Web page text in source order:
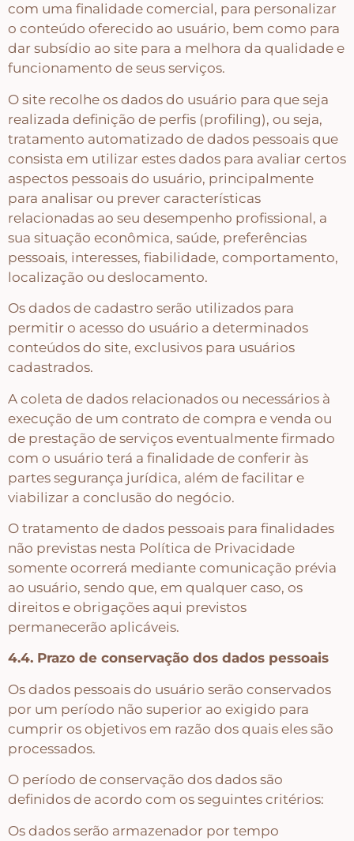
com uma finalidade comercial, para personalizar
o conteúdo oferecido ao usuário, bem como para
dar subsídio ao site para a melhora da qualidade e
funcionamento de seus serviços.
O site recolhe os dados do usuário para que seja
realizada definição de perfis (profiling), ou seja,
tratamento automatizado de dados pessoais que
consista em utilizar estes dados para avaliar certos
aspectos pessoais do usuário, principalmente
para analisar ou prever características
relacionadas ao seu desempenho profissional, a
sua situação econômica, saúde, preferências
pessoais, interesses, fiabilidade, comportamento,
localização ou deslocamento.
Os dados de cadastro serão utilizados para
permitir o acesso do usuário a determinados
conteúdos do site, exclusivos para usuários
cadastrados.
A coleta de dados relacionados ou necessários à
execução de um contrato de compra e venda ou
de prestação de serviços eventualmente firmado
com o usuário terá a finalidade de conferir às
partes segurança jurídica, além de facilitar e
viabilizar a conclusão do negócio.
O tratamento de dados pessoais para finalidades
não previstas nesta Política de Privacidade
somente ocorrerá mediante comunicação prévia
ao usuário, sendo que, em qualquer caso, os
direitos e obrigações aqui previstos
permanecerão aplicáveis.
4.4. Prazo de conservação dos dados pessoais
Os dados pessoais do usuário serão conservados
por um período não superior ao exigido para
cumprir os objetivos em razão dos quais eles são
processados.
O período de conservação dos dados são
definidos de acordo com os seguintes critérios:
Os dados serão armazenador por tempo